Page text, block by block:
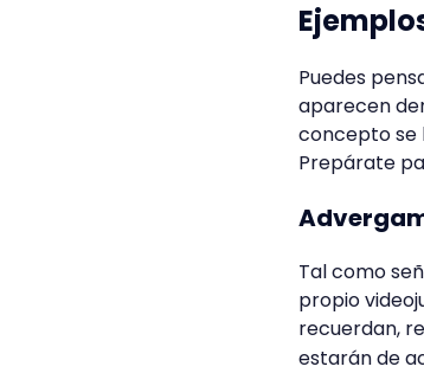
Puedes
aparecen
concepto se
Prepárate
Tal como
propio
recuerdan,
estarán de